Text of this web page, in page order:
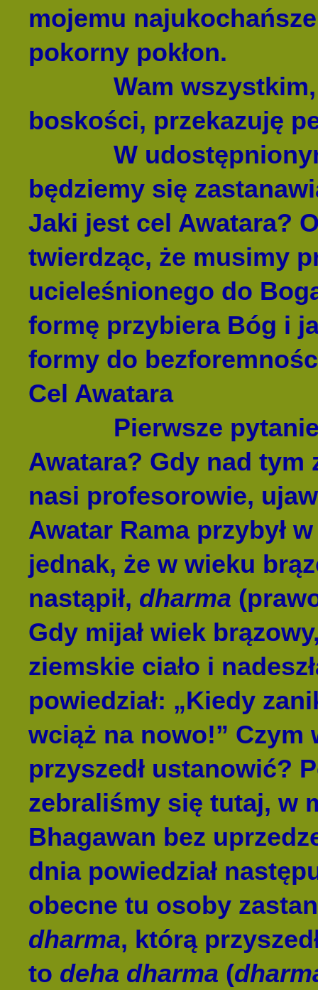
mojemu
pokorny pokłon.
Wam wszystkim,
boskości, przekazuję
W udostępnionym
będziemy się
Jaki jest cel Awatara?
twierdząc, że musimy
ucieleśnionego do
formę przybiera Bóg i
formy do
Cel Awatara
Pierwsze pytanie
Awatara? Gdy nad
nasi profesorowie,
Awatar Rama przybył
jednak, że w wieku
nastąpił, dharma
Gdy mijał wiek
ziemskie ciało i
powiedział: „Kiedy
wciąż na nowo!”
przyszedł ustanowić?
zebraliśmy się tutaj, w
Bhagawan bez
dnia powiedział
obecne tu osoby
dharma, którą
to deha dharma (